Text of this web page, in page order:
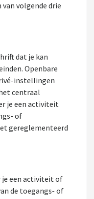
volgende drie
dat je kan
Openbare
instellingen
centraal
je een activiteit
of
gereglementeerd
je een activiteit of
de toegangs- of